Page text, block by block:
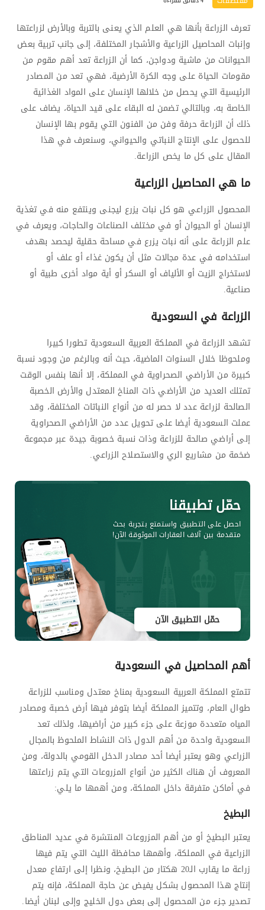
تعرف الزراعة بأنها هي العلم الذي يعنى بالتربة وبالأرض لزراعتها
وإنبات المحاصيل الزراعية والأشجار المختلفة، إلى جانب تربية بعض
الحيوانات من ماشية ودواجن، كما أن الزراعة تعد أهم مقوم من
مقومات الحياة على وجه الكرة الأرضية، فهي تعد من المصادر
الرئيسية التي يحصل من خلالها الإنسان على المواد الغذائية
الخاصة به، وبالتالي تضمن له البقاء على قيد الحياة، يضاف على
ذلك أن الزراعة حرفة وفن من الفنون التي يقوم بها الإنسان
للحصول على الإنتاج النباتي والحيواني، وسنعرف في هذا
المقال على كل ما يخص الزراعة.
ما هي المحاصيل الزراعية
المحصول الزراعي هو كل نبات يزرع ليجنى وينتفع منه في تغذية
الإنسان أو الحيوان أو في مختلف الصناعات والحاجات، ويعرف في
علم الزراعة على أنه نبات يزرع في مساحة حقلية ليحصد بهدف
استخدامه في عدة مجالات مثل أن يكون غذاء أو علف أو
لاستخراج الزيت أو الألياف أو السكر أو أية مواد أخرى طبية أو
صناعية.
الزراعة في السعودية
تشهد الزراعة في المملكة العربية السعودية تطورا كبيرا
وملحوظا خلال السنوات الماضية، حيث أنه وبالرغم من وجود نسبة
كبيرة من الأراضي الصحراوية في المملكة، إلا أنها بنفس الوقت
تمتلك العديد من الأراضي ذات المناخ المعتدل والأرض الخصبة
الصالحة لزراعة عدد لا حصر له من أنواع النباتات المختلفة، وقد
عملت السعودية أيضا على تحويل عدد من الأراضي الصحراوية
إلى أراضي صالحة للزراعة وذات نسبة خصوبة جيدة عبر مجموعة
ضخمة من مشاريع الري والاستصلاح الزراعي.
حمّل تطبيقنا
احصل على التطبيق واستمتع بتجربة بحث
متقدمة بين آلاف العقارات الموثوقة الآن!
حمّل التطبيق الآن
أهم المحاصيل في السعودية
تتمتع المملكة العربية السعودية بمناخ معتدل ومناسب للزراعة
طوال العام، وتتميز المملكة أيضا بتوفر فيها أرض خصبة ومصادر
المياه متعددة موزعة على جزء كبير من أراضيها، ولذلك تعد
السعودية واحدة من أهم الدول ذات النشاط الملحوظ بالمجال
الزراعي وهو يعتبر أيضا أحد مصادر الدخل القومي بالدولة، ومن
المعروف أن هناك الكثير من أنواع المزروعات التي يتم زراعتها
في أماكن متفرقة داخل المملكة، ومن أهمها ما يلي:
البطيخ
يعتبر البطيخ أو من أهم المزروعات المنتشرة في عديد المناطق
الزراعية في المملكة، وأهمها محافظة الليث التي يتم فيها
زراعة ما يقارب الـ20 هكتار من البطيخ، ونظرا إلى ارتفاع معدل
إنتاج هذا المحصول بشكل يفيض عن حاجة المملكة، فإنه يتم
تصدير جزء من المحصول إلى بعض دول الخليج وإلى لبنان أيضا.